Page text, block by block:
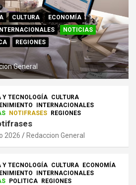
CULTURA
ECONOMÍA
NOTICIAS
REGIONES
General
Y TECNOLOGÍA CULTURA
INTERNACIONALES
NOTIFRASES REGIONES
2026 Redaccion General
Y TECNOLOGÍA CULTURA ECONOMÍA
INTERNACIONALES
POLITICA REGIONES